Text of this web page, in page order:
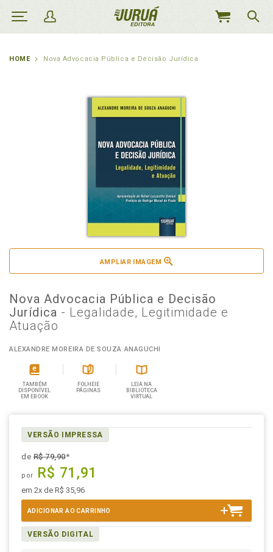
MEU
HOME Nova Advocacia Pública e Decisão Jurídica
AMPLIAR IMAGEM
Nova Advocacia Pública e Decisão
Jurídica - Legalidade, Legitimidade e
Atuação
ALEXANDRE MOREIRA DE SOUZA ANAGUCHI
TAMBÉM
DISPONÍVEL
EM EBOOK
FOLHEIE
PÁGINAS
LEIA NA
BIBLIOTECA
VIRTUAL
VERSÃO IMPRESSA
deR$ 79,90*
por R$ 71,91
em 2x de R$ 35,96
ADICIONAR AO CARRINHO
VERSÃO DIGITAL